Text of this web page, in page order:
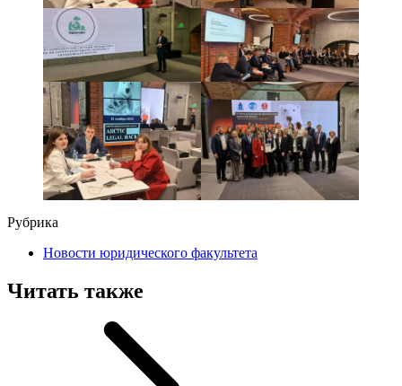
Рубрика
Новости юридического факультета
Читать также